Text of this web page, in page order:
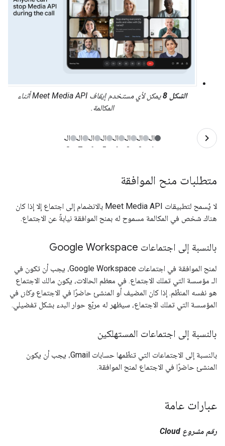
الشكل 8
يمكن لأي مستخدم إيقاف Meet Media API أثناء
المكالمة.
متطلبات منح الموافقة
لا يُسمح لتطبيقات Meet Media API بالانضمام إلى اجتماع إلا إذا كان
هناك شخص في المكالمة مسموح له بمنح الموافقة نيابةً عن الاجتماع.
بالنسبة إلى اجتماعات Google Workspace
لمنح الموافقة في اجتماعات Google Workspace، يجب أن تكون في
الـ مؤسسة التي تملك الاجتماع. في معظم الحالات، يكون مالك الاجتماع
هو نفسه المنظّم. إذا كان المضيف أو المنشئ حاضرًا في الاجتماعوكان في
المؤسسة التي تملك الاجتماع، سيظهر له مربّع حوار البدء بشكل تفضيلي.
بالنسبة إلى اجتماعات المستهلكين
بالنسبة إلى الاجتماعات التي تنظّمها حسابات Gmail، يجب أن يكون
المنشئ حاضرًا في الاجتماع لمنح الموافقة.
عبارات عامة
رقم مشروع Cloud